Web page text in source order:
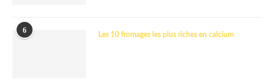
6
Les 10 fromages les plus riches en calcium